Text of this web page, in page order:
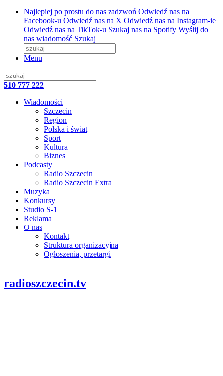
Najlepiej po prostu do nas zadzwoń Odwiedź nas na
Facebook-u Odwiedź nas na X Odwiedź nas na Instagram-ie
Odwiedź nas na TikTok-u Szukaj nas na Spotify Wyślij do
nas wiadomość Szukaj
Menu
510 777 222
Wiadomości
Szczecin
Region
Polska i świat
Sport
Kultura
Biznes
Podcasty
Radio Szczecin
Radio Szczecin Extra
Muzyka
Konkursy
Studio S-1
Reklama
O nas
Kontakt
Struktura organizacyjna
Ogłoszenia, przetargi
radioszczecin.tv